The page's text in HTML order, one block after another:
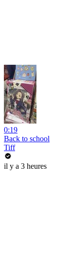
0:19
Back to school
Tiff
il y a 3 heures